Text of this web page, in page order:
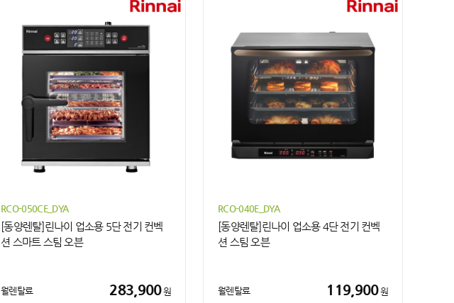
RCO-050CE_DYA
[동양렌탈]린나이 업소용 5단 전기 컨벡
션 스마트 스팀 오븐
월렌탈료 283,900원
RCO-040E_DYA
[동양렌탈]린나이 업소용 4단 전기 컨벡
션 스팀 오븐
월렌탈료 119,900원